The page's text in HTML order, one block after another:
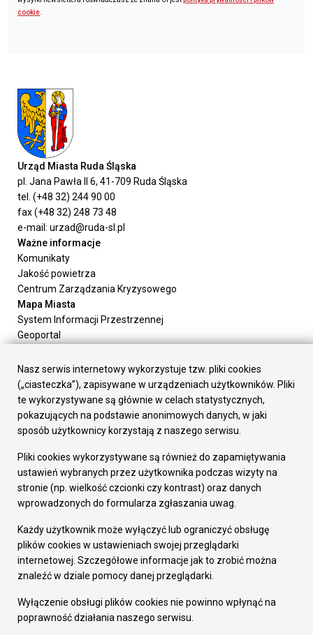
cookie.
Urząd Miasta Ruda Śląska
pl. Jana Pawła II 6, 41-709 Ruda Śląska
tel. (+48 32) 244 90 00
fax (+48 32) 248 73 48
e-mail: urzad@ruda-sl.pl
Ważne informacje
Komunikaty
Jakość powietrza
Centrum Zarządzania Kryzysowego
Mapa Miasta
System Informacji Przestrzennej
Geoportal
Załatw sprawę
Prezydent Miasta
Rada Miasta
Wydziały
Elektroniczna Skrzynka Podawcza
Gospodarka
Fundusze europejskie
Środki krajowe
Oferty inwestycyjne
Pozostałe
Deklaracja dostępności
Dane osobowe
Dodaj opinię o witrynie
Nasz serwis internetowy wykorzystuje tzw. pliki cookies
(„ciasteczka”), zapisywane w urządzeniach użytkowników. Pliki
te wykorzystywane są głównie w celach statystycznych,
pokazujących na podstawie anonimowych danych, w jaki
sposób użytkownicy korzystają z naszego serwisu.
Pliki cookies wykorzystywane są również do zapamiętywania
ustawień wybranych przez użytkownika podczas wizyty na
stronie (np. wielkość czcionki czy kontrast) oraz danych
wprowadzonych do formularza zgłaszania uwag.
Każdy użytkownik może wyłączyć lub ograniczyć obsługę
plików cookies w ustawieniach swojej przeglądarki
internetowej. Szczegółowe informacje jak to zrobić można
znaleźć w dziale pomocy danej przeglądarki.
Wyłączenie obsługi plików cookies nie powinno wpłynąć na
poprawność działania naszego serwisu.